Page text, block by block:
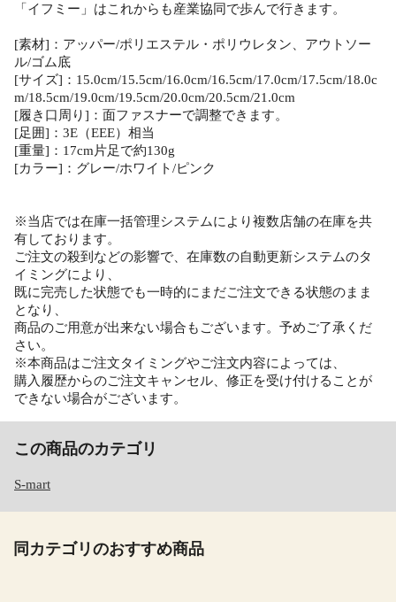
「イフミー」はこれからも産業協同で歩んで行きます。
[素材]：アッパー/ポリエステル・ポリウレタン、アウトソー
ル/ゴム底
[サイズ]：15.0cm/15.5cm/16.0cm/16.5cm/17.0cm/17.5cm/18.0c
m/18.5cm/19.0cm/19.5cm/20.0cm/20.5cm/21.0cm
[履き口周り]：面ファスナーで調整できます。
[足囲]：3E（EEE）相当
[重量]：17cm片足で約130g
[カラー]：グレー/ホワイト/ピンク
※当店では在庫一括管理システムにより複数店舗の在庫を共
有しております。
ご注文の殺到などの影響で、在庫数の自動更新システムのタ
イミングにより、
既に完売した状態でも一時的にまだご注文できる状態のまま
となり、
商品のご用意が出来ない場合もございます。予めご了承くだ
さい。
※本商品はご注文タイミングやご注文内容によっては、
購入履歴からのご注文キャンセル、修正を受け付けることが
できない場合がございます。
この商品のカテゴリ
S-mart
同カテゴリのおすすめ商品